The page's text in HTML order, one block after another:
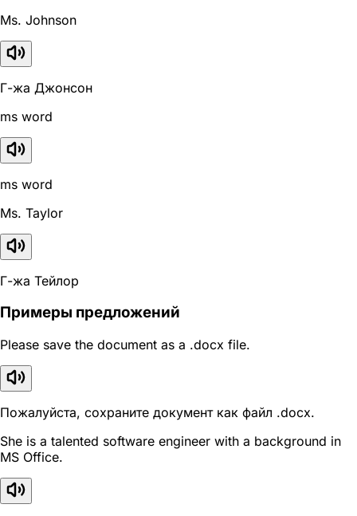
Ms. Johnson
Г-жа Джонсон
ms word
ms word
Ms. Taylor
Г-жа Тейлор
Примеры предложений
Please save the document as a .docx file.
Пожалуйста, сохраните документ как файл .docx.
She is a talented software engineer with a background in
MS Office.